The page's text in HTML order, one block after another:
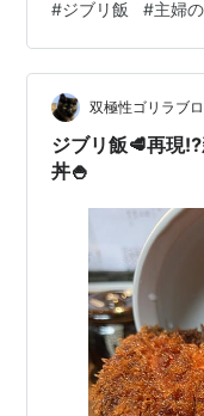
としてます。主婦
いです。 早速、映
丸パンを作りまし
ピ通りに作りまし
て、バター混ぜて
塗って、焼きまし
#ジブリ飯 #主婦
双極性ゴリラブ
ジブリ飯🥩再現
丼🍚